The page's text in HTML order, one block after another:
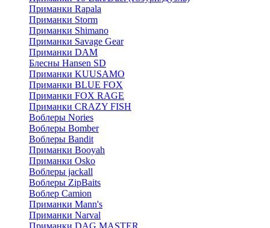
Приманки Rapala
Приманки Storm
Приманки Shimano
Приманки Savage Gear
Приманки DAM
Блесны Hansen SD
Приманки KUUSAMO
Приманки BLUE FOX
Приманки FOX RAGE
Приманки CRAZY FISH
Воблеры Nories
Воблеры Bomber
Воблеры Bandit
Приманки Booyah
Приманки Osko
Воблеры jackall
Воблеры ZipBaits
Воблер Camion
Приманки Mann's
Приманки Narval
Приманки DAG MASTER